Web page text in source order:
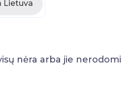
Lietuva
nėra arba jie nerodomi